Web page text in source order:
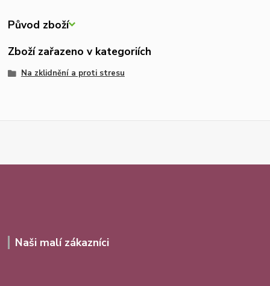
Původ zboží
Zboží zařazeno v kategoriích
Na zklidnění a proti stresu
Naši malí zákazníci